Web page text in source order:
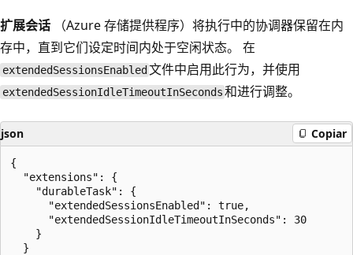
扩展会话 （Azure 存储提供程序）将执行中的协调器保留在内
存中，直到它们设定时间内处于空闲状态。 在
extendedSessionsEnabled 文件中启用此行为，并使用
extendedSessionIdleTimeoutInSeconds 和进行调整。
json Copiar
{
  "extensions": {
    "durableTask": {
      "extendedSessionsEnabled": true,
      "extendedSessionIdleTimeoutInSeconds": 30
    }
  }